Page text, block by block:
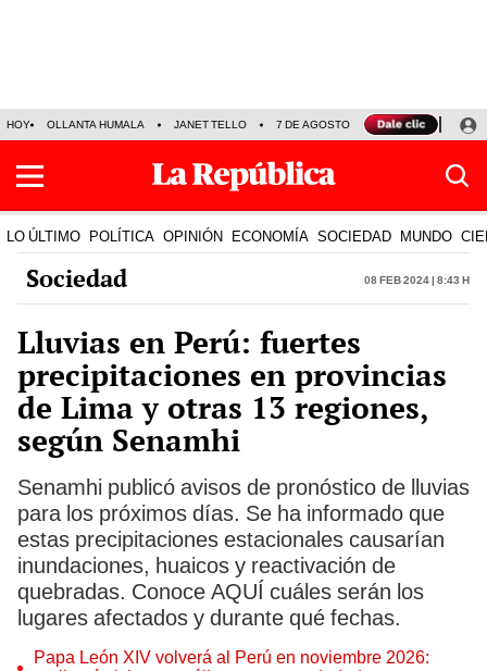
HOY OLLANTA HUMALA JANET TELLO 7 DE AGOSTO TINKA RESULTADOS
LO ÚLTIMO POLÍTICA OPINIÓN ECONOMÍA SOCIEDAD MUNDO
Sociedad 08 Feb 2024 | 8:43 h
Lluvias en Perú: fuertes
precipitaciones en provincias
de Lima y otras 13 regiones,
según Senamhi
Senamhi publicó avisos de pronóstico de lluvias
para los próximos días. Se ha informado que
estas precipitaciones estacionales causarían
inundaciones, huaicos y reactivación de
quebradas. Conoce AQUÍ cuáles serán los
lugares afectados y durante qué fechas.
Papa León XIV volverá al Perú en noviembre 2026: